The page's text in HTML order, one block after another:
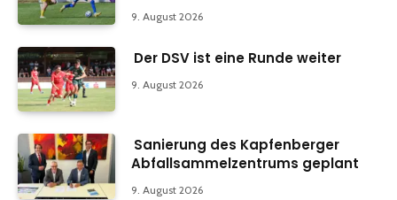
9. August 2026
Der DSV ist eine Runde weiter
9. August 2026
Sanierung des Kapfenberger
Abfallsammelzentrums geplant
9. August 2026